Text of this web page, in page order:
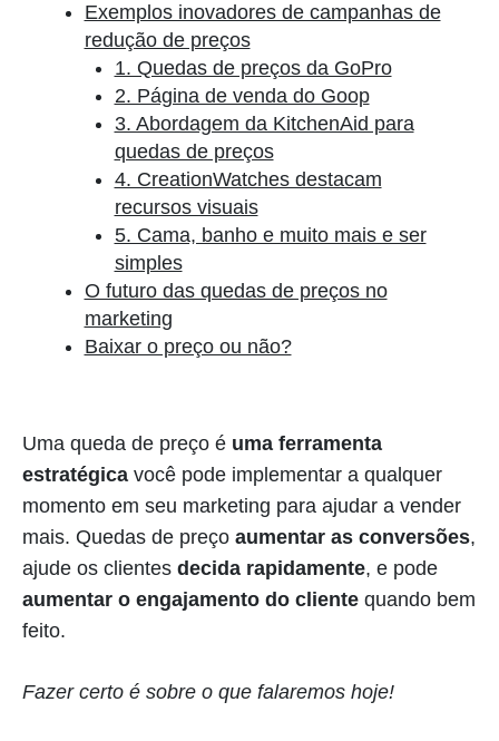
Exemplos inovadores de campanhas de
redução de preços
1. Quedas de preços da GoPro
2. Página de venda do Goop
3. Abordagem da KitchenAid para
quedas de preços
4. CreationWatches destacam
recursos visuais
5. Cama, banho e muito mais e ser
simples
O futuro das quedas de preços no
marketing
Baixar o preço ou não?
Uma queda de preço é uma ferramenta
estratégica você pode implementar a qualquer
momento em seu marketing para ajudar a vender
mais. Quedas de preço aumentar as conversões,
ajude os clientes decida rapidamente, e pode
aumentar o engajamento do cliente quando bem
feito.
Fazer certo é sobre o que falaremos hoje!